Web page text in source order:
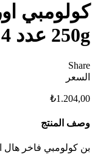
كولومبي
250g عدد 4
Share
السعر
₺1.204,00
وصف المنتج
بن كولومبي فاخر هال